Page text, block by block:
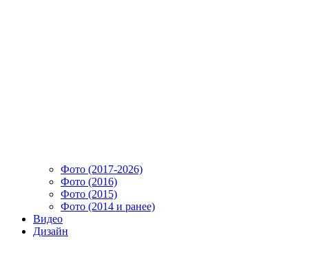
Фото (2017-2026)
Фото (2016)
Фото (2015)
Фото (2014 и ранее)
Видео
Дизайн